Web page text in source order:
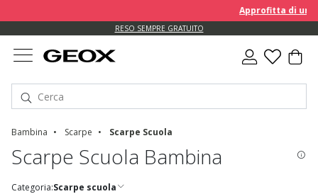
Approfitta di un
RESO SEMPRE GRATUITO
Bambina Scarpe Scarpe Scuola
Scarpe Scuola Bambina
Categoria:Scarpe scuola